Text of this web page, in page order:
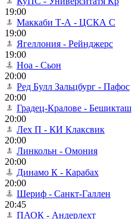
19:00
Маккаби Т-А - ЦСКА С
19:00
Ягеллония - Рейнджерс
19:00
Ноа - Сьон
20:00
Ред Булл Зальцбург - Пафос
20:00
Градец-Кралове - Бешикташ
20:00
Лех П - КИ Клаксвик
20:00
Линкольн - Омония
20:00
Динамо К - Карабах
20:00
Шериф - Санкт-Галлен
20:45
ПАОК - Андерлехт